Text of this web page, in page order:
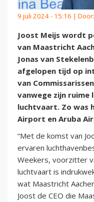
9 juli 2024 - 15:16 | Door:
Joost Meijs wordt
van Maastricht
Jonas van
afgelopen tijd op
van
vanwege zijn ruime
luchtvaart. Zo was
Airport en Aruba
“Met de komst van
ervaren
Weekers, voorzitter
luchtvaart is
wat Maastricht
Joost de CEO die